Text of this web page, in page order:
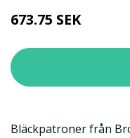
673.75 SEK
Bläckpatroner från